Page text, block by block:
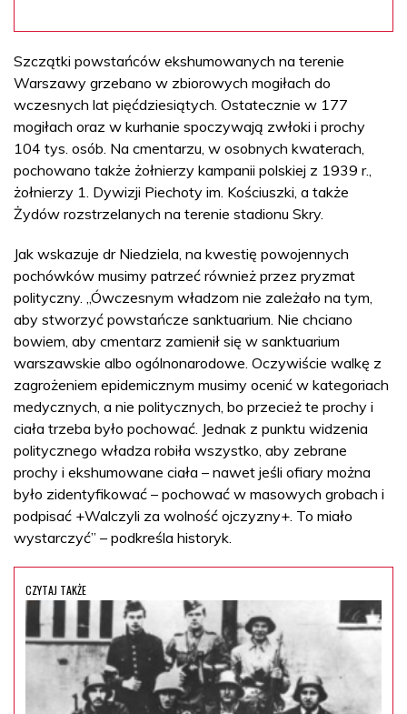
Szczątki powstańców ekshumowanych na terenie
Warszawy grzebano w zbiorowych mogiłach do
wczesnych lat pięćdziesiątych. Ostatecznie w 177
mogiłach oraz w kurhanie spoczywają zwłoki i prochy
104 tys. osób. Na cmentarzu, w osobnych kwaterach,
pochowano także żołnierzy kampanii polskiej z 1939 r.,
żołnierzy 1. Dywizji Piechoty im. Kościuszki, a także
Żydów rozstrzelanych na terenie stadionu Skry.
Jak wskazuje dr Niedziela, na kwestię powojennych
pochówków musimy patrzeć również przez pryzmat
polityczny. „Ówczesnym władzom nie zależało na tym,
aby stworzyć powstańcze sanktuarium. Nie chciano
bowiem, aby cmentarz zamienił się w sanktuarium
warszawskie albo ogólnonarodowe. Oczywiście walkę z
zagrożeniem epidemicznym musimy ocenić w kategoriach
medycznych, a nie politycznych, bo przecież te prochy i
ciała trzeba było pochować. Jednak z punktu widzenia
politycznego władza robiła wszystko, aby zebrane
prochy i ekshumowane ciała – nawet jeśli ofiary można
było zidentyfikować – pochować w masowych grobach i
podpisać +Walczyli za wolność ojczyzny+. To miało
wystarczyć” – podkreśla historyk.
CZYTAJ TAKŻE